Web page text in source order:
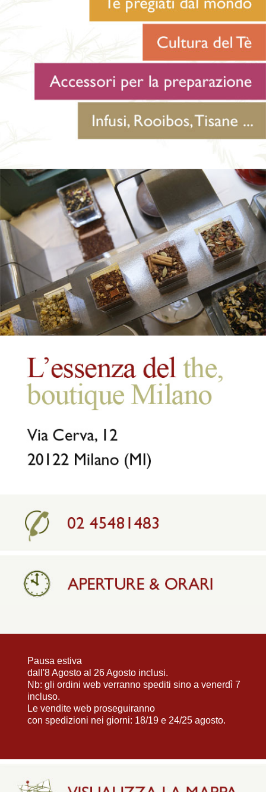
Pausa estiva
dall'8 Agosto al 26 Agosto inclusi.
Nb: gli ordini web verranno spediti sino a venerdì 7
incluso.
Le vendite web proseguiranno
con spedizioni nei giorni: 18/19 e 24/25 agosto.